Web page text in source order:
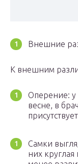
Внешние
К внешним
Оперение: у
весне, в
Самки
них